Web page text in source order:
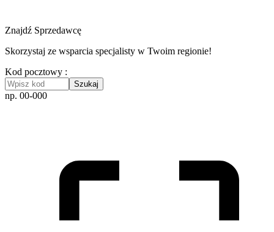
Znajdź Sprzedawcę
Skorzystaj ze wsparcia specjalisty w Twoim regionie!
Kod pocztowy :
Szukaj
np. 00-000